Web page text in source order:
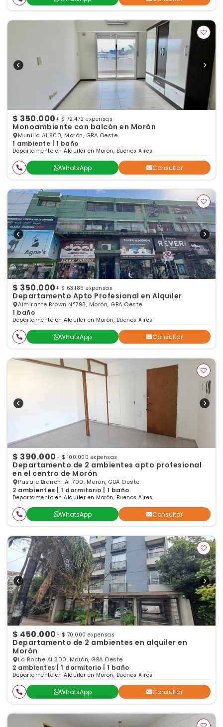
$ 350.000 + $ 72.472 expensas
Monoambiente con balcón en Morón
Munilla Al 900, Morón, GBA Oeste
1 ambiente | 1 baño
Departamento en Alquiler en Morón, Buenos Aires
WhatsApp Consultar
$ 350.000 + $ 63.185 expensas
Departamento Apto Profesional en Alquiler
Almirante Brown N°793, Morón, GBA Oeste
1 baño
Departamento en Alquiler en Morón, Buenos Aires
WhatsApp Consultar
$ 390.000 + $ 100.000 expensas
Departamento de 2 ambientes apto profesional
en el centro de Morón
Pasaje Bianchi Al 700, Morón, GBA Oeste
2 ambientes | 1 dormitorio | 1 baño
Departamento en Alquiler en Morón, Buenos Aires
WhatsApp Consultar
$ 450.000 + $ 70.000 expensas
Departamento de 2 ambientes en alquiler en
Morón
La Roche Al 300, Morón, GBA Oeste
2 ambientes | 1 dormitorio | 1 baño
Departamento en Alquiler en Morón, Buenos Aires
WhatsApp Consultar